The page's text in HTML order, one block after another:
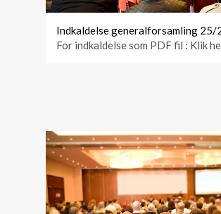
Indkaldelse generalforsamling
For indkaldelse som PDF fil : Klik